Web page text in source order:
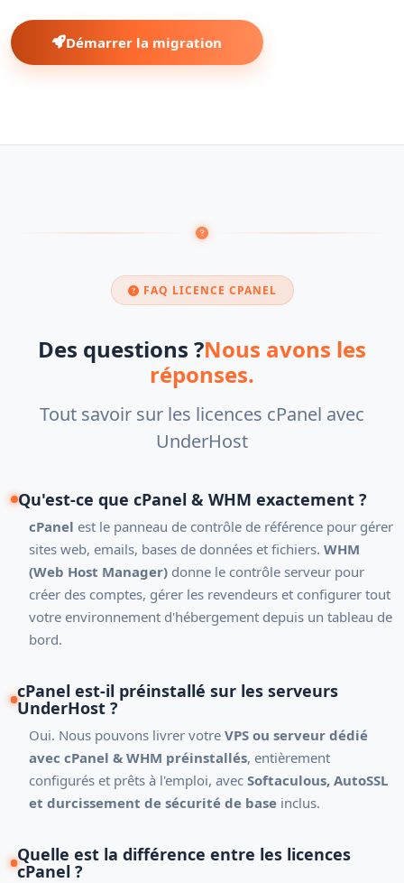
Démarrer la migration
FAQ LICENCE CPANEL
Des questions ?Nous avons les
réponses.
Tout savoir sur les licences cPanel avec
UnderHost
Qu'est-ce que cPanel & WHM exactement ?
cPanel est le panneau de contrôle de référence pour gérer
sites web, emails, bases de données et fichiers. WHM
(Web Host Manager) donne le contrôle serveur pour
créer des comptes, gérer les revendeurs et configurer tout
votre environnement d'hébergement depuis un tableau de
bord.
cPanel est-il préinstallé sur les serveurs
UnderHost ?
Oui. Nous pouvons livrer votre VPS ou serveur dédié
avec cPanel & WHM préinstallés, entièrement
configurés et prêts à l'emploi, avec Softaculous, AutoSSL
et durcissement de sécurité de base inclus.
Quelle est la différence entre les licences
cPanel ?